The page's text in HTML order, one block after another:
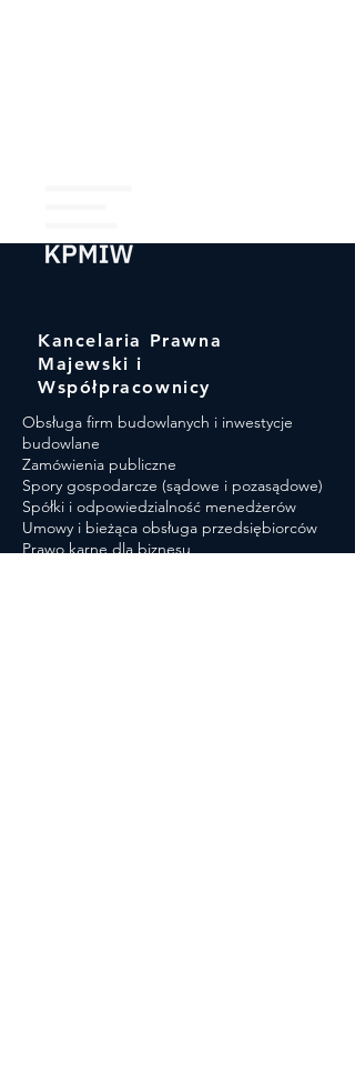
Kancelaria Prawna
Majewski i
Współpracownicy
Obsługa firm budowlanych i inwestycje
budowlane
Zamówienia publiczne​
Spory gospodarcze (sądowe i pozasądowe)
Spółki i odpowiedzialność menedżerów
Umowy i bieżąca obsługa przedsiębiorców
Prawo karne dla biznesu